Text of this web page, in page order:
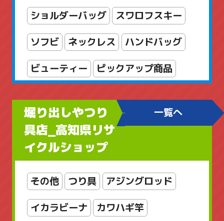
ショルダーバッグ スワロフスキー
ソフビ ネックレス ハンドバッグ
ビューティー ピックアップ商品
ブローチ ヘルスケア
レディースアクセサリー
レディースバッグ 京商 工芸品
店舗販売品 指輪・リング
堀り出しやつり
具店_高知県リサ
イクルショップ
一覧へ
その他 つり具 アジングロッド
イカラビーナ カワハギ竿